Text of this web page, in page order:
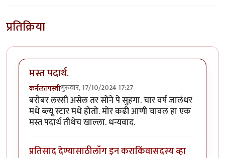
प्रतिक्रिया
मस्त पदार्थ.
कर्नलतपस्वीगुरुवार, 17/10/2024 17:27
बरोबर लस्सी असेल तर सोने पे सुहगा. चार वर्ष जालंधर
मधे ब्ल्यू स्टार मधे होतो. मोर कढी आणी चावल हा एक
मस्त पदार्थ तीथेच खाल्ला. धन्यवाद.
प्रतिसाद देण्यासाठीलॉग इन कराकिंवासदस्य व्हा